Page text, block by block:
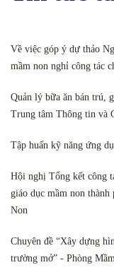
Về việc góp ý dự thảo
mầm non nghỉ công tác
Quản lý bữa ăn bán trú,
Trung tâm Thông tin và
Tập huấn kỹ năng ứng
Hội nghị Tổng kết công
giáo dục mầm non
Non
Chuyên đề “Xây dựng
trường mở” - Phòng